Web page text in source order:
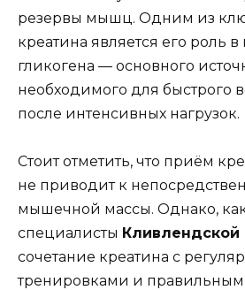
резервы мышц. Одним из
креатина является его роль
гликогена — основного
необходимого для быстрого
после интенсивных нагрузок.
Стоит отметить, что приём
не приводит к
мышечной массы. Однако,
специалисты Кливлендской
сочетание креатина с
тренировками и